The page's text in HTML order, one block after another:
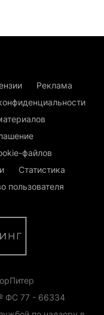
Реклама
файлов
Статистика
пользователя
ФС 77 - 66334